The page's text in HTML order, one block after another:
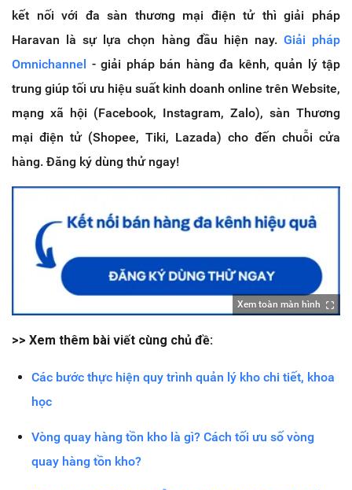
kết nối với đa sàn thương mại điện tử thì giải pháp
Haravan là sự lựa chọn hàng đầu hiện nay. Giải pháp
Omnichannel
- giải pháp bán hàng đa kênh, quản lý tập
trung giúp tối ưu hiệu suất kinh doanh online trên Website,
mạng xã hội (Facebook, Instagram, Zalo), sàn Thương
mại điện tử (Shopee, Tiki, Lazada) cho đến chuỗi cửa
hàng. Đăng ký dùng thử ngay!
Xem toàn màn hình
>> Xem thêm bài viết cùng chủ đề:
Các bước thực hiện quy trình quản lý kho chi tiết, khoa
học
Vòng quay hàng tồn kho là gì? Cách tối ưu số vòng
quay hàng tồn kho?